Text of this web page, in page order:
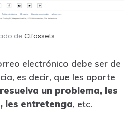
de Ctfassets
electrónico debe ser de
es decir, que les aporte
un problema, les
les entretenga, etc.